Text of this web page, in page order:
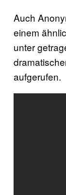
Auch
einem
unter
aufgerufen.